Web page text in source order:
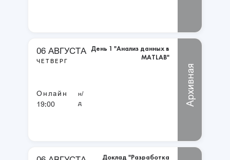
06 АВГУСТА
ЧЕТВЕРГ
День 1 "Анализ данных в
MATLAB"
Онлайн
19:00
н/
д
Архивная
Доклад "Разработка